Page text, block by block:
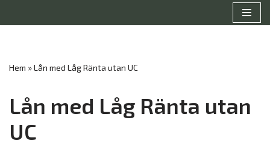
Hem »Lån med Låg Ränta utan UC
Lån med Låg Ränta utan
UC